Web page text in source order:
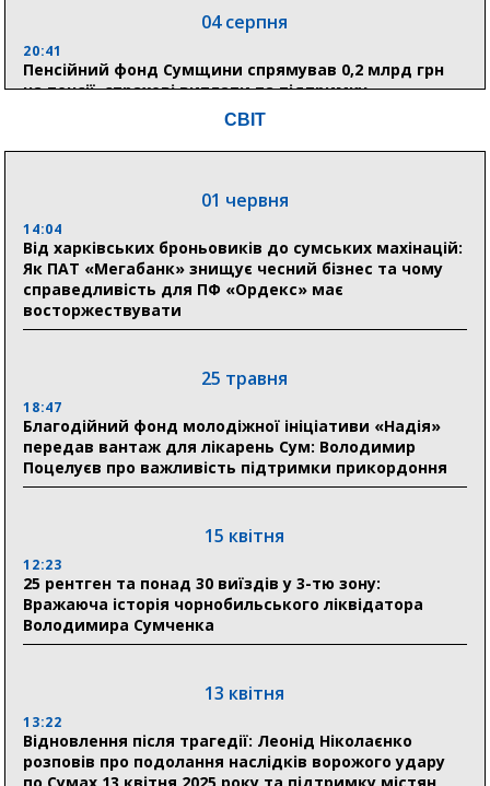
04 серпня
20:41
Пенсійний фонд Сумщини спрямував 0,2 млрд грн
на пенсії, страхові виплати та підтримку
Романько розширює програму відпочинку дітей із
прифронтової Сумщини: перша група оздоровилася
в Австрії
18:30
Ніколаєнко: у Сумах погодили 115 компенсацій на
31 липня
21:01
До 19 400 гривень на паливо: Пенсійний фонд
Сумщини пояснив, як отримати допомогу на зиму
Пенсійному фонді Сумщини пояснили, що робити
людям
30 липня
19:38
СВІТ
01 червня
14:04
Від харківських броньовиків до сумських махінацій:
Як ПАТ «Мегабанк» знищує чесний бізнес та чому
справедливість для ПФ «Ордекс» має
восторжествувати
25 травня
18:47
Благодійний фонд молодіжної ініціативи «Надія»
передав вантаж для лікарень Сум: Володимир
Поцелуєв про важливість підтримки прикордоння
15 квітня
12:23
25 рентген та понад 30 виїздів у 3-тю зону:
Вражаюча історія чорнобильського ліквідатора
Володимира Сумченка
13 квітня
13:22
Відновлення після трагедії: Леонід Ніколаєнко
розповів про подолання наслідків ворожого удару